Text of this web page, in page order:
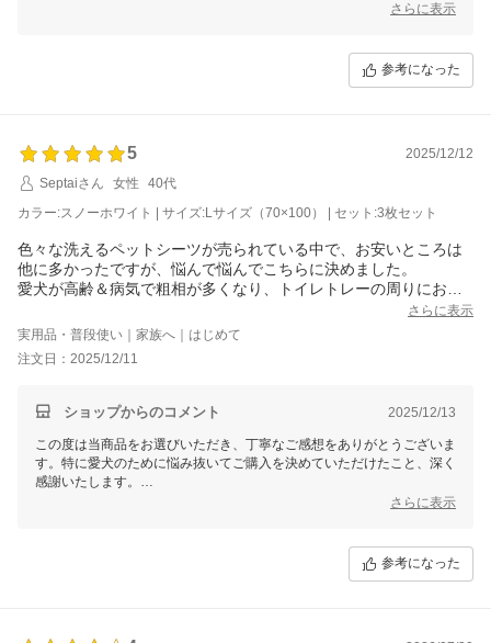
当店では、他にもリピート購入の多いペット商品や、お客様の生活に役
さらに表示
参考になった
5
2025/12/12
Septaiさん
女性
40代
カラー:スノーホワイト | サイズ:Lサイズ（70×100） | セット:3枚セット
色々な洗えるペットシーツが売られている中で、お安いところは
他に多かったですが、悩んで悩んでこちらに決めました。
愛犬が高齢＆病気で粗相が多くなり、トイレトレーの周りにおし
っこしてしまうことが増え、これまでは使い捨てペットシーツを
敷き詰めていましたが、ワイドシート10枚くらい敷いていたので
踏むたびにどんどんズレる…。
毎日とにかくシーツのズレを直すのがストレスで、おまけにズレ
した。
ないと感じました。
生地もしっかりしています。
色もおしっこの色がわかりやすいようにスノーホワイトを選びま
梱包の箱もしっかりしていて可愛く、中身もとても綺麗な状態で
防水効果はまだわかりませんが、良かったら追加購入する予定で
さらに表示
実用品・普段使い｜家族へ｜はじめて
注文日：2025/12/11
ショップからのコメント 2025/12/13
この度は当商品をお選びいただき、丁寧なご感想をありがとうございま
す。特に愛犬のために悩み抜いてご購入を決めていただけたこと、深く
感謝いたします。
ただき、「清潔感がある」とのお褒めの言葉を頂戴し、大変嬉しく思い
ます。梱包状態や商品状態についてご満足いただけた点も、私たちの励
さらに表示
参考になった